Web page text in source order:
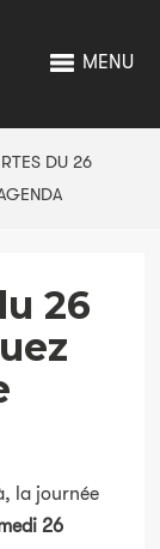
MENU
DU 26
26
la journée
26